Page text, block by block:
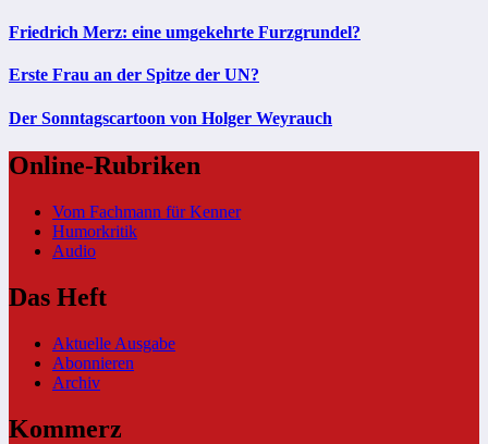
Friedrich Merz: eine umgekehrte Furzgrundel?
Erste Frau an der Spitze der UN?
Der Sonntagscartoon von Holger Weyrauch
Online-Rubriken
Vom Fachmann für Kenner
Humorkritik
Audio
Das Heft
Aktuelle Ausgabe
Abonnieren
Archiv
Kommerz